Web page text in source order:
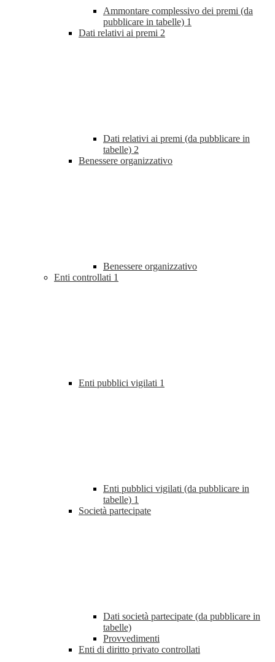
Ammontare complessivo dei premi (da
pubblicare in tabelle) 1
Dati relativi ai premi 2
Dati relativi ai premi (da pubblicare in
tabelle) 2
Benessere organizzativo
Benessere organizzativo
Enti controllati 1
Enti pubblici vigilati 1
Enti pubblici vigilati (da pubblicare in
tabelle) 1
Società partecipate
Dati società partecipate (da pubblicare in
tabelle)
Provvedimenti
Enti di diritto privato controllati